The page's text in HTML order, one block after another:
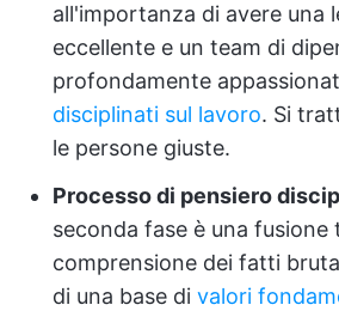
all'importanza di avere una
eccellente e un team di
profondamente
disciplinati sul lavoro. Si
le persone giuste.
Processo di pensiero
seconda fase è una
comprensione dei fatti
di una base di valori